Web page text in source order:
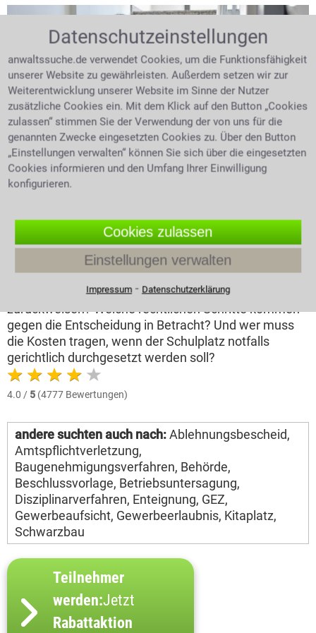
Expertentipp vom 10.04.2026
Kind von Schule abgelehnt: Was
können die Eltern jetzt tun?
bleibt aus: Das ist für viele Familien ein harter
Einschnitt. Nicht selten stellt sich dann die Frage, ob
die Ablehnung überhaupt rechtmäßig ist und welche
Möglichkeiten Eltern nun haben. Unter welchen
Voraussetzungen darf eine Schule ein Kind
zurückweisen? Welche rechtlichen Schritte kommen
gegen die Entscheidung in Betracht? Und wer muss
die Kosten tragen, wenn der Schulplatz notfalls
gerichtlich durchgesetzt werden soll?
4.0 / 5 (4777 Bewertungen)
andere suchten auch nach:Ablehnungsbescheid,
Amtspflichtverletzung,
Baugenehmigungsverfahren, Behörde,
Beschlussvorlage, Betriebsuntersagung,
Disziplinarverfahren, Enteignung, GEZ,
Gewerbeaufsicht, Gewerbeerlaubnis, Kitaplatz,
Schwarzbau
Teilnehmer
werden:Jetzt
Rabattaktion
Datenschutzeinstellungen
anwaltssuche.de verwendet Cookies, um die Funktionsfähigkeit
unserer Website zu gewährleisten. Außerdem setzen wir zur
Weiterentwicklung unserer Website im Sinne der Nutzer
zusätzliche Cookies ein. Mit dem Klick auf den Button „Cookies
zulassen“ stimmen Sie der Verwendung der von uns für die
genannten Zwecke eingesetzten Cookies zu. Über den Button
„Einstellungen verwalten“ können Sie sich über die eingesetzten
Cookies informieren und den Umfang Ihrer Einwilligung
konfigurieren.
Cookies zulassen
Einstellungen verwalten
Impressum⁃ Datenschutzerklärung